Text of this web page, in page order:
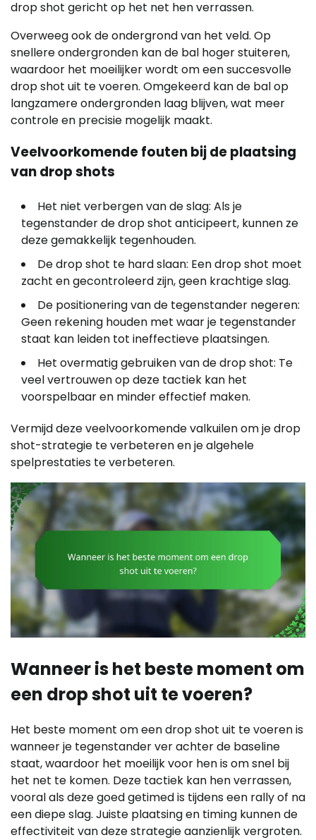
drop shot gericht op het net hen verrassen.
Overweeg ook de ondergrond van het veld. Op
snellere ondergronden kan de bal hoger stuiteren,
waardoor het moeilijker wordt om een succesvolle
drop shot uit te voeren. Omgekeerd kan de bal op
langzamere ondergronden laag blijven, wat meer
controle en precisie mogelijk maakt.
Veelvoorkomende fouten bij de plaatsing
van drop shots
Het niet verbergen van de slag: Als je
tegenstander de drop shot anticipeert, kunnen ze
deze gemakkelijk tegenhouden.
De drop shot te hard slaan: Een drop shot moet
zacht en gecontroleerd zijn, geen krachtige slag.
De positionering van de tegenstander negeren:
Geen rekening houden met waar je tegenstander
staat kan leiden tot ineffectieve plaatsingen.
Het overmatig gebruiken van de drop shot: Te
veel vertrouwen op deze tactiek kan het
voorspelbaar en minder effectief maken.
Vermijd deze veelvoorkomende valkuilen om je drop
shot-strategie te verbeteren en je algehele
spelprestaties te verbeteren.
Wanneer is het beste moment om
een drop shot uit te voeren?
Het beste moment om een drop shot uit te voeren is
wanneer je tegenstander ver achter de baseline
staat, waardoor het moeilijk voor hen is om snel bij
het net te komen. Deze tactiek kan hen verrassen,
vooral als deze goed getimed is tijdens een rally of na
een diepe slag. Juiste plaatsing en timing kunnen de
effectiviteit van deze strategie aanzienlijk vergroten.